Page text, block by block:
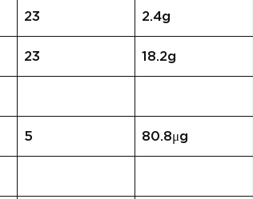
23 2.4g
23 18.2g
5 80.8μg